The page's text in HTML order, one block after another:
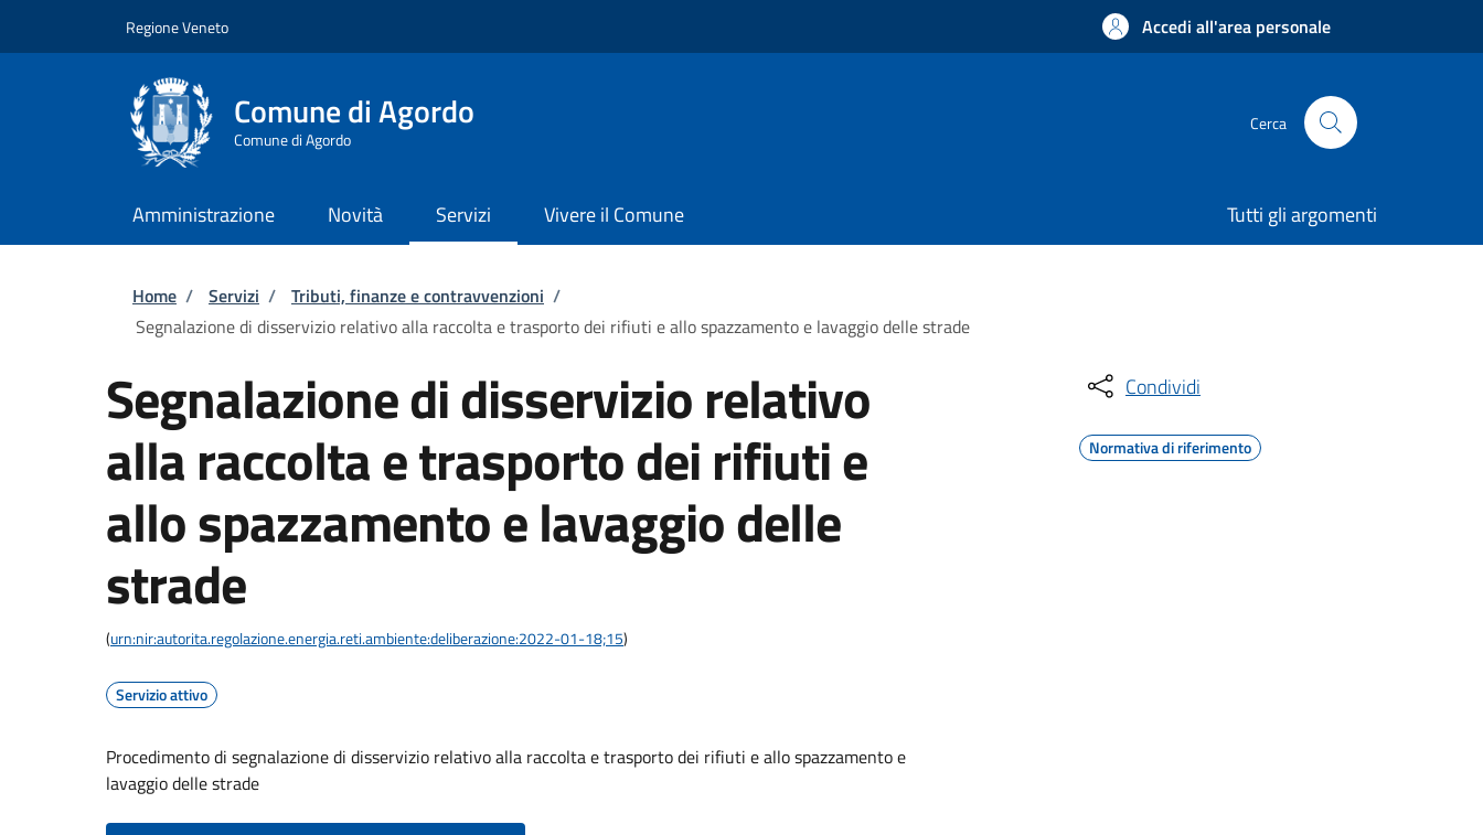
Regione Veneto Accedi all'area personale
Comune di Agordo
Comune di Agordo
Cerca
Amministrazione Novità Servizi Vivere il Comune Tutti gli argomenti
Briciole di pane
Home / Servizi / Tributi, finanze e contravvenzioni /
Segnalazione di disservizio relativo alla raccolta e trasporto dei rifiuti e allo spazzamento e lavaggio delle strade
Segnalazione di disservizio relativo
alla raccolta e trasporto dei rifiuti e
allo spazzamento e lavaggio delle
strade
(urn:nir:autorita.regolazione.energia.reti.ambiente:deliberazione:2022-01-18;15)
Servizio attivo
Procedimento di segnalazione di disservizio relativo alla raccolta e trasporto dei rifiuti e allo spazzamento e
lavaggio delle strade
Condividi
Normativa di riferimento